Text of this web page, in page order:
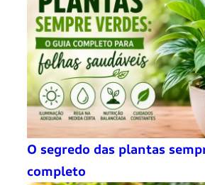
O segredo das plantas
completo